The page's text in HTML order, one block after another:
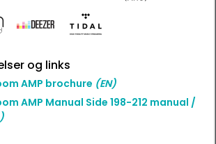
og links
AMP brochure (EN)
AMP Manual Side 198-212 manual /